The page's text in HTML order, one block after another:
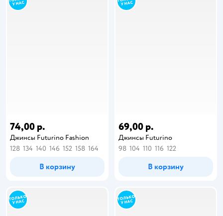
74,00 р.
Джинсы Futurino Fashion
128 134 140 146 152 158 164
В корзину
69,00 р.
Джинсы Futurino
98 104 110 116 122
В корзину